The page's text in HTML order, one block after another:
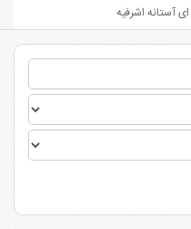
آستانه اشرفیه